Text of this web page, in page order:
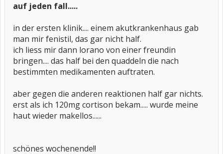
auf jeden fall.....
in der ersten klinik.... einem akutkrankenhaus gab
man mir fenistil, das gar nicht half.
ich liess mir dann lorano von einer freundin
bringen.... das half bei den quaddeln die nach
bestimmten medikamenten auftraten.
aber gegen die anderen reaktionen half gar nichts.
erst als ich 120mg cortison bekam..... wurde meine
haut wieder makellos......
schönes wochenende!!